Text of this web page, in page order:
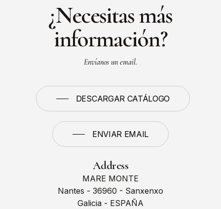
¿Necesitas más
información?
Envíanos un email.
DESCARGAR CATÁLOGO
ENVIAR EMAIL
Address
MARE MONTE
Nantes - 36960 - Sanxenxo
Galicia - ESPAÑA